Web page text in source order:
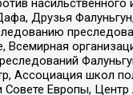
насильственного
Друзья
Всемирная
Ассоциация школ
Совете Европы, Центр